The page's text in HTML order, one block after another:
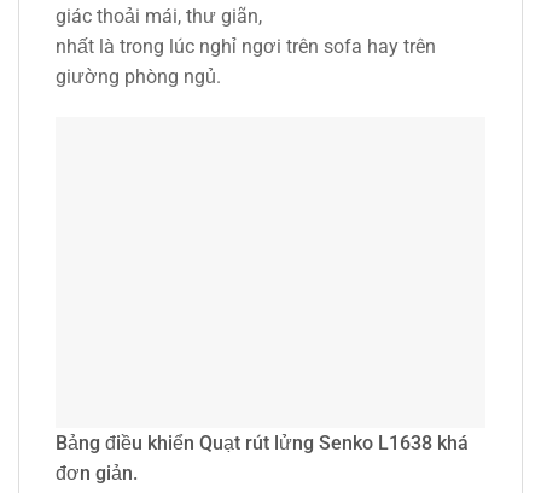
giác thoải mái, thư giãn,
nhất là trong lúc nghỉ ngơi trên sofa hay trên
giường phòng ngủ.
Bảng điều khiển Quạt rút lửng Senko L1638 khá
đơn giản.